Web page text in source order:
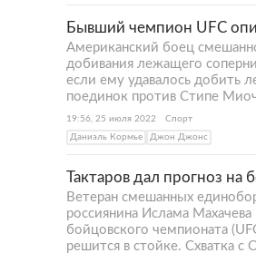
Бывший чемпион UFC
Американский боец
добивания лежащего
если ему удавалось добить
поединок против Стипе
19:56, 25 июля 2022
Спорт
Даниэль Кормье
Джон Джонс
Тактаров дал прогноз на
Ветеран смешанных
россиянина Ислама
бойцовского чемпионата
решится в стойке. Схватка